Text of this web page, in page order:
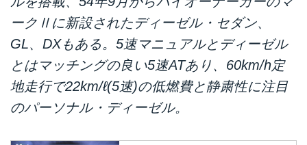
ークⅡに新設されたディーゼル・セダン、
GL、DXもある。5速マニュアルとディーゼル
とはマッチングの良い5速ATあり、60km/h定
地走行で22km/ℓ(5速)の低燃費と静粛性に注目
のパーソナル・ディーゼル。